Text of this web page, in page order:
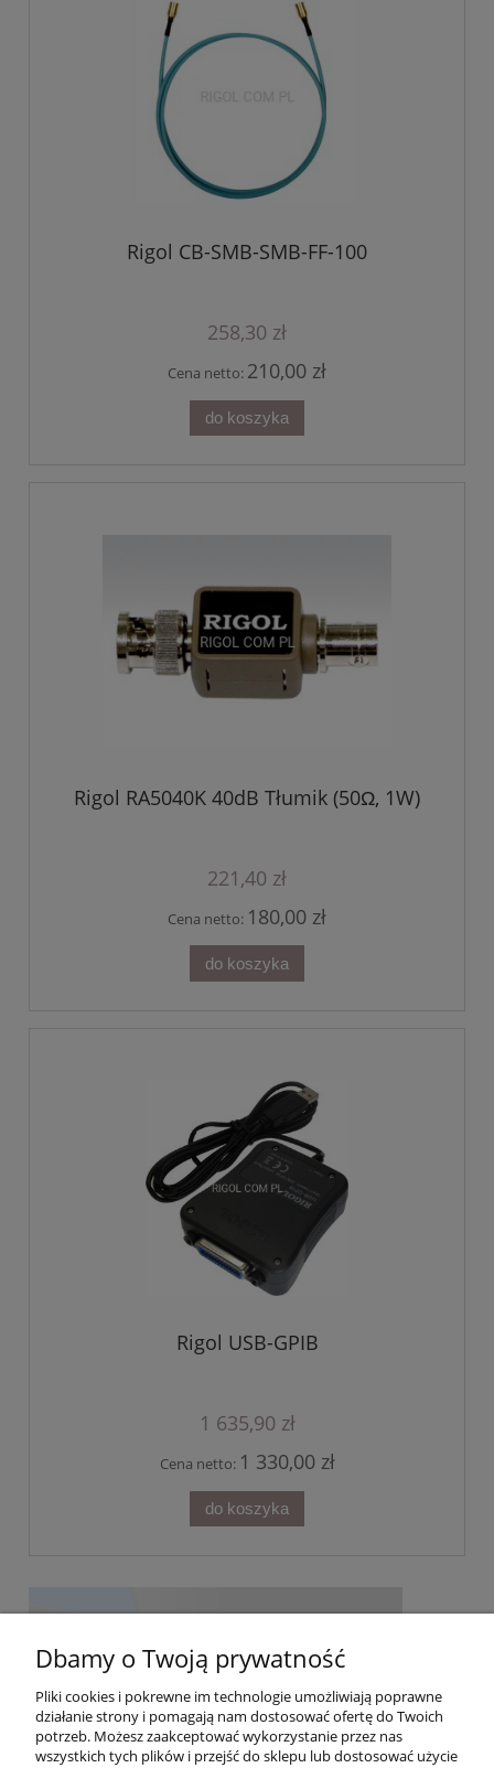
Rigol CB-SMB-SMB-FF-100
258,30 zł
Cena netto: 210,00 zł
do koszyka
Rigol RA5040K 40dB Tłumik (50Ω, 1W)
221,40 zł
Cena netto: 180,00 zł
do koszyka
Rigol USB-GPIB
1 635,90 zł
Cena netto: 1 330,00 zł
do koszyka
Dbamy o Twoją prywatność
Pliki cookies i pokrewne im technologie umożliwiają poprawne
działanie strony i pomagają nam dostosować ofertę do Twoich
potrzeb. Możesz zaakceptować wykorzystanie przez nas
wszystkich tych plików i przejść do sklepu lub dostosować użycie